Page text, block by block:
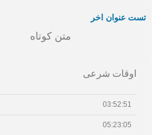
تست عنوان اخر
متن کوتاه
اوقات شرعی
03:52:51
05:23:05